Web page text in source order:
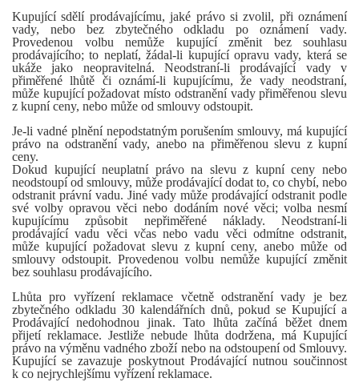
Kupující sdělí prodávajícímu, jaké právo si zvolil, při oznámení
vady, nebo bez zbytečného odkladu po oznámení vady.
Provedenou volbu nemůže kupující změnit bez souhlasu
prodávajícího; to neplatí, žádal-li kupující opravu vady, která se
ukáže jako neopravitelná. Neodstraní-li prodávající vady v
přiměřené lhůtě či oznámí-li kupujícímu, že vady neodstraní,
může kupující požadovat místo odstranění vady přiměřenou slevu
z kupní ceny, nebo může od smlouvy odstoupit.
Je-li vadné plnění nepodstatným porušením smlouvy, má kupující
právo na odstranění vady, anebo na přiměřenou slevu z kupní
ceny.
Dokud kupující neuplatní právo na slevu z kupní ceny nebo
neodstoupí od smlouvy, může prodávající dodat to, co chybí, nebo
odstranit právní vadu. Jiné vady může prodávající odstranit podle
své volby opravou věci nebo dodáním nové věci; volba nesmí
kupujícímu způsobit nepřiměřené náklady. Neodstraní-li
prodávající vadu věci včas nebo vadu věci odmítne odstranit,
může kupující požadovat slevu z kupní ceny, anebo může od
smlouvy odstoupit. Provedenou volbu nemůže kupující změnit
bez souhlasu prodávajícího.
Lhůta pro vyřízení reklamace včetně odstranění vady je bez
zbytečného odkladu 30 kalendářních dnů, pokud se Kupující a
Prodávající nedohodnou jinak. Tato lhůta začíná běžet dnem
přijetí reklamace. Jestliže nebude lhůta dodržena, má Kupující
právo na výměnu vadného zboží nebo na odstoupení od Smlouvy.
Kupující se zavazuje poskytnout Prodávající nutnou součinnost
k co nejrychlejšímu vyřízení reklamace.